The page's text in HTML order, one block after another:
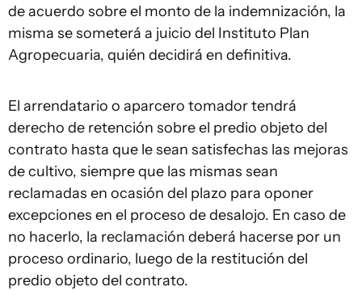
de acuerdo sobre el monto de la indemnización, la
misma se someterá a juicio del Instituto Plan
Agropecuaria, quién decidirá en definitiva.
El arrendatario o aparcero tomador tendrá
derecho de retención sobre el predio objeto del
contrato hasta que le sean satisfechas las mejoras
de cultivo, siempre que las mismas sean
reclamadas en ocasión del plazo para oponer
excepciones en el proceso de desalojo. En caso de
no hacerlo, la reclamación deberá hacerse por un
proceso ordinario, luego de la restitución del
predio objeto del contrato.